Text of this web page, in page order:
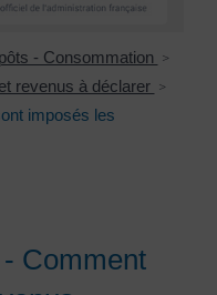
- Consommation >
revenus à déclarer >
imposés les
Comment